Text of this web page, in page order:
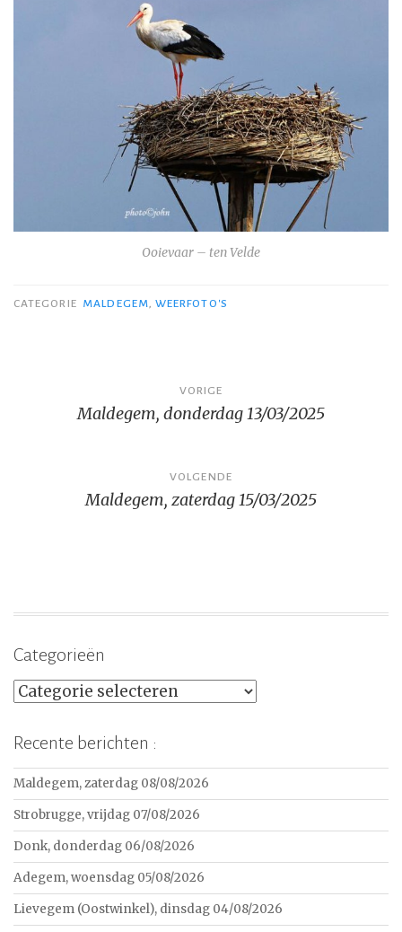
Ooievaar – ten Velde
CATEGORIE MALDEGEM, WEERFOTO'S
navigatie
VORIGE
Maldegem, donderdag 13/03/2025
VOLGENDE
Maldegem, zaterdag 15/03/2025
Categorieën
Categorieën
Recente berichten :
Maldegem, zaterdag 08/08/2026
Strobrugge, vrijdag 07/08/2026
Donk, donderdag 06/08/2026
Adegem, woensdag 05/08/2026
Lievegem (Oostwinkel), dinsdag 04/08/2026